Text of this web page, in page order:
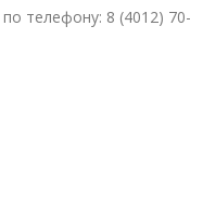
телефону: 8 (4012) 70-